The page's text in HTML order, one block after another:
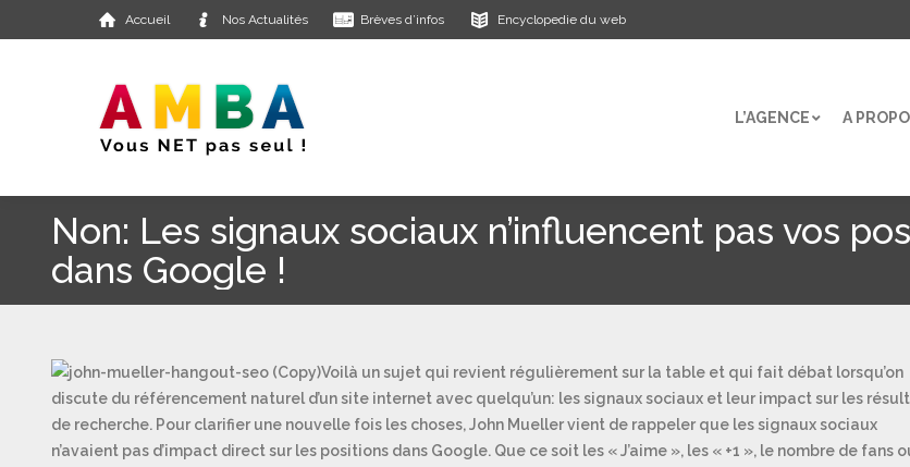
Accueil Nos Actualités Brèves d’infos Encyclopedie du web
L’AGENCE A
Non: Les signaux sociaux n’influencent pas vos
dans Google !
Voilà un sujet qui revient régulièrement sur la table et qui fait débat lorsqu’on
discute du référencement naturel d’un site internet avec quelqu’un: les signaux sociaux et leur impact sur les
de recherche. Pour clarifier une nouvelle fois les choses, John Mueller vient de rappeler que les signaux sociaux
n’avaient pas d’impact direct sur les positions dans Google. Que ce soit les « J’aime », les « +1 », le nombre de fans